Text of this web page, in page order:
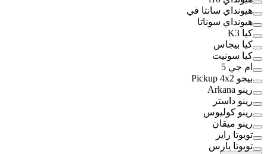
هيونداي سانتا في
هيونداي سوناتا
كيا K3
كيا بيجاس
كيا سونيت
ام جي 5
بيجو Pickup 4x2
رينو Arkana
رينو داستر
رينو كوليوس
رينو ميقان
تويوتا رايز
تويوتا يارس